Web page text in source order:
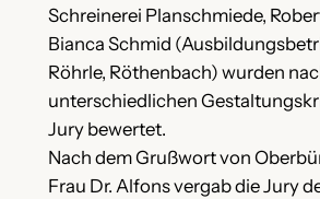
Schreinerei Planschmiede,
Bianca Schmid
Röhrle, Röthenbach) wurden
unterschiedlichen
Jury bewertet.
Nach dem Grußwort von
Frau Dr. Alfons vergab die Jury